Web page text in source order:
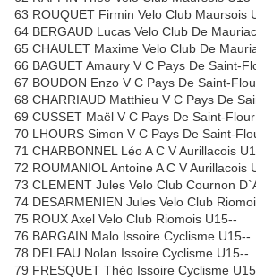
63 ROUQUET Firmin Velo Club Maursois
64 BERGAUD Lucas Velo Club De
65 CHAULET Maxime Velo Club De
66 BAGUET Amaury V C Pays De Saint-
67 BOUDON Enzo V C Pays De Saint-
68 CHARRIAUD Matthieu V C Pays De
69 CUSSET Maël V C Pays De Saint-
70 LHOURS Simon V C Pays De Saint-
71 CHARBONNEL Léo A C V Aurillacois
72 ROUMANIOL Antoine A C V Aurillacois
73 CLEMENT Jules Velo Club Cournon
74 DESARMENIEN Jules Velo Club
75 ROUX Axel Velo Club Riomois U15--
76 BARGAIN Malo Issoire Cyclisme U15--
78 DELFAU Nolan Issoire Cyclisme U15--
79 FRESQUET Théo Issoire Cyclisme